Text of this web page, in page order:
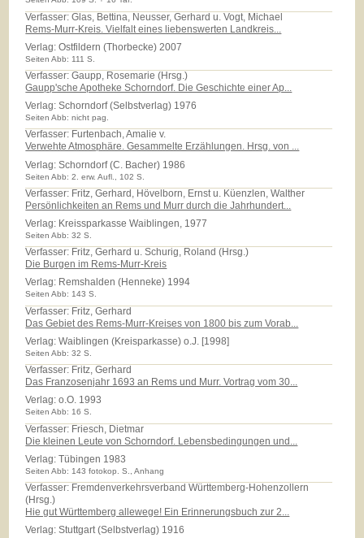
Verfasser: Glas, Bettina, Neusser, Gerhard u. Vogt, Michael
Rems-Murr-Kreis. Vielfalt eines liebenswerten Landkreis...
Verlag:Ostfildern (Thorbecke) 2007
Seiten Abb: 111 S.
Verfasser: Gaupp, Rosemarie (Hrsg.)
Gaupp'sche Apotheke Schorndorf. Die Geschichte einer Ap...
Verlag:Schorndorf (Selbstverlag) 1976
Seiten Abb: nicht pag.
Verfasser: Furtenbach, Amalie v.
Verwehte Atmosphäre. Gesammelte Erzählungen. Hrsg. von ...
Verlag:Schorndorf (C. Bacher) 1986
Seiten Abb: 2. erw. Aufl., 102 S.
Verfasser: Fritz, Gerhard, Hövelborn, Ernst u. Küenzlen, Walther
Persönlichkeiten an Rems und Murr durch die Jahrhundert...
Verlag: Kreissparkasse Waiblingen, 1977
Seiten Abb: 32 S.
Verfasser: Fritz, Gerhard u. Schurig, Roland (Hrsg.)
Die Burgen im Rems-Murr-Kreis
Verlag: Remshalden (Henneke) 1994
Seiten Abb: 143 S.
Verfasser: Fritz, Gerhard
Das Gebiet des Rems-Murr-Kreises von 1800 bis zum Vorab...
Verlag:Waiblingen (Kreisparkasse) o.J. [1998]
Seiten Abb: 32 S.
Verfasser: Fritz, Gerhard
Das Franzosenjahr 1693 an Rems und Murr. Vortrag vom 30...
Verlag:o.O. 1993
Seiten Abb: 16 S.
Verfasser: Friesch, Dietmar
Die kleinen Leute von Schorndorf. Lebensbedingungen und...
Verlag:Tübingen 1983
Seiten Abb: 143 fotokop. S., Anhang
Verfasser: Fremdenverkehrsverband Württemberg-Hohenzollern
(Hrsg.)
Hie gut Württemberg allewege! Ein Erinnerungsbuch zur 2...
Verlag:Stuttgart (Selbstverlag) 1916